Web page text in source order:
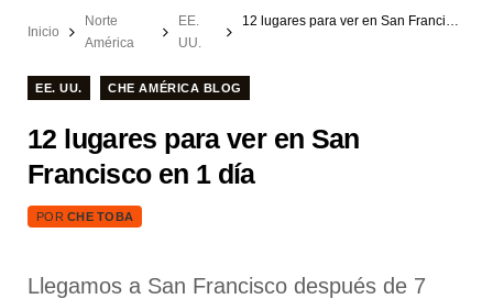
Inicio
Norte
América
EE.
UU.
12 lugares para ver en San Francisco en 1 día
EE. UU. CHE AMÉRICA BLOG
12 lugares para ver en San
Francisco en 1 día
POR CHE TOBA
Llegamos a San Francisco después de 7